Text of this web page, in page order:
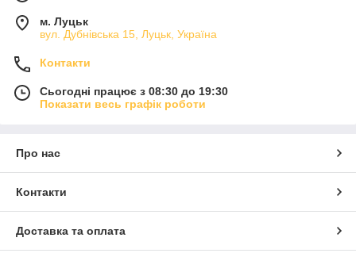
м. Луцьк
вул. Дубнівська 15, Луцьк, Україна
Контакти
Сьогодні працює з 08:30 до 19:30
Показати весь графік роботи
Про нас
Контакти
Доставка та оплата